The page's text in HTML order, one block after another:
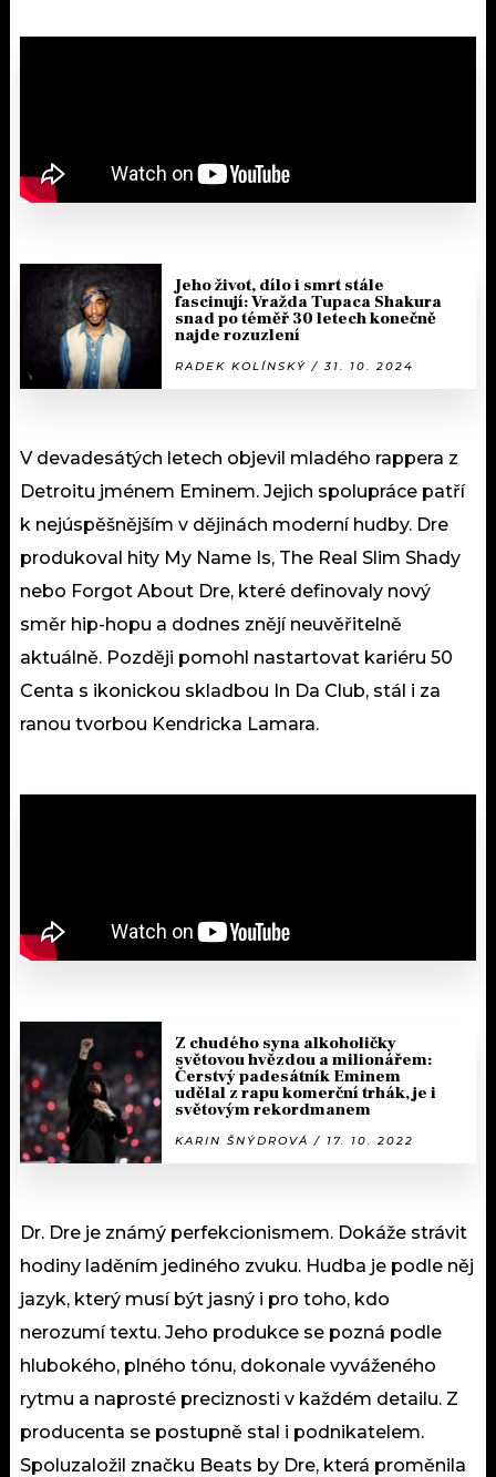
Jeho život, dílo i smrt stále
fascinují: Vražda Tupaca Shakura
snad po téměř 30 letech konečně
najde rozuzlení
RADEK KOLÍNSKÝ / 31. 10. 2024
V devadesátých letech objevil mladého rappera z
Detroitu jménem Eminem. Jejich spolupráce patří
k nejúspěšnějším v dějinách moderní hudby. Dre
produkoval hity My Name Is, The Real Slim Shady
nebo Forgot About Dre, které definovaly nový
směr hip-hopu a dodnes znějí neuvěřitelně
aktuálně. Později pomohl nastartovat kariéru 50
Centa s ikonickou skladbou In Da Club, stál i za
ranou tvorbou Kendricka Lamara.
Z chudého syna alkoholičky
světovou hvězdou a milionářem:
Čerstvý padesátník Eminem
udělal z rapu komerční trhák, je i
světovým rekordmanem
KARIN ŠNÝDROVÁ / 17. 10. 2022
Dr. Dre je známý perfekcionismem. Dokáže strávit
hodiny laděním jediného zvuku. Hudba je podle něj
jazyk, který musí být jasný i pro toho, kdo
nerozumí textu. Jeho produkce se pozná podle
hlubokého, plného tónu, dokonale vyváženého
rytmu a naprosté preciznosti v každém detailu. Z
producenta se postupně stal i podnikatelem.
Spoluzaložil značku Beats by Dre, která proměnila